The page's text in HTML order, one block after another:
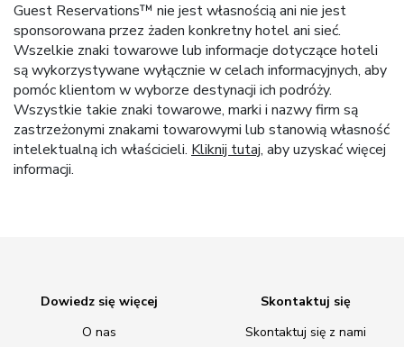
Guest Reservations™ nie jest własnością ani nie jest
sponsorowana przez żaden konkretny hotel ani sieć.
Wszelkie znaki towarowe lub informacje dotyczące hoteli
są wykorzystywane wyłącznie w celach informacyjnych, aby
pomóc klientom w wyborze destynacji ich podróży.
Wszystkie takie znaki towarowe, marki i nazwy firm są
zastrzeżonymi znakami towarowymi lub stanowią własność
intelektualną ich właścicieli. Kliknij tutaj, aby uzyskać więcej
informacji.
Dowiedz się więcej
O nas
Skontaktuj się
Skontaktuj się z nami